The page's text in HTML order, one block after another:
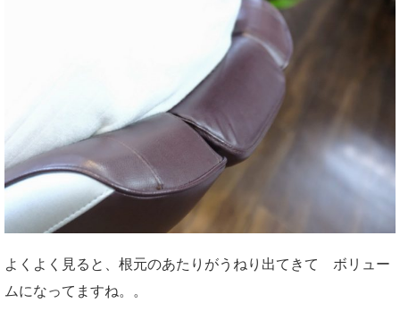
よくよく見ると、根元のあたりがうねり出てきて ボリュー
ムになってますね。。